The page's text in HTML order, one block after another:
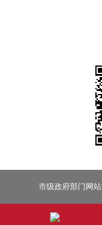
市级政府部门网站